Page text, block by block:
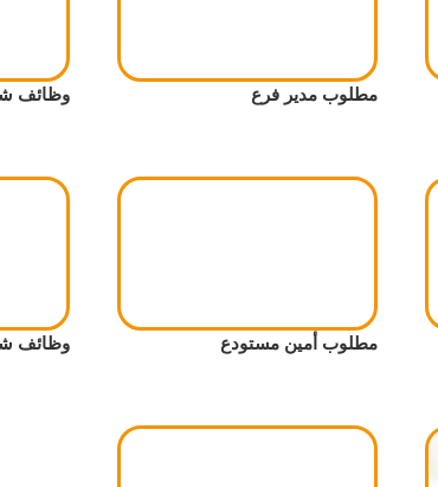
مطلوب مدير فرع وظائف
مطلوب أمين مستودع وظائف